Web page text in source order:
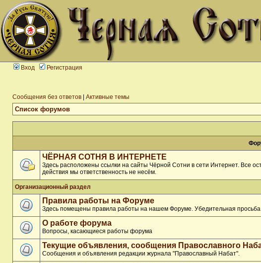
Вход Регистрация
Сообщения без ответов Активные темы
Список форумов
ЧЁРНАЯ СОТНЯ В ИНТЕРНЕТЕ
Здесь расположены ссылки на сайты Чёрной Сотни в сети Интернет. Все
действия мы ответственность не несём.
Организационный раздел
Правила работы на Форуме
Здесь помещены правила работы на нашем Форуме. Убедительная просьба
О работе форума
Вопросы, касающиеся работы форума
Текущие объявления, сообщения Православного
Сообщения и объявления редакции журнала "Православный Набат".